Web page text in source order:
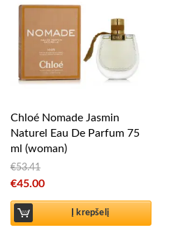
Chloé Nomade Jasmin
Naturel Eau De Parfum 75
ml (woman)
€53.41
Original price was: €53.41.
€45.00
Current price is: €45.00.
Į krepšelį